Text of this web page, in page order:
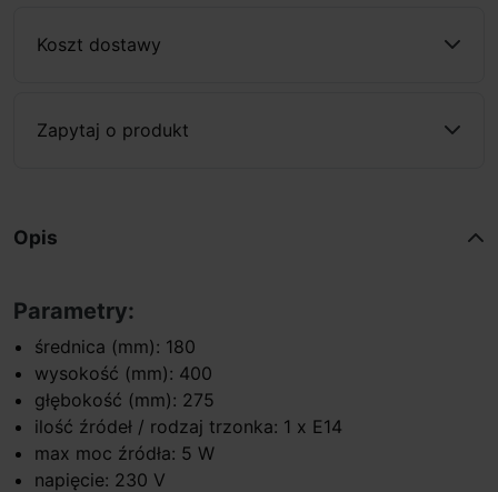
Koszt dostawy
Zapytaj o produkt
Opis
Parametry:
średnica (mm): 180
wysokość (mm): 400
głębokość (mm): 275
ilość źródeł / rodzaj trzonka: 1 x E14
max moc źródła: 5 W
napięcie: 230 V